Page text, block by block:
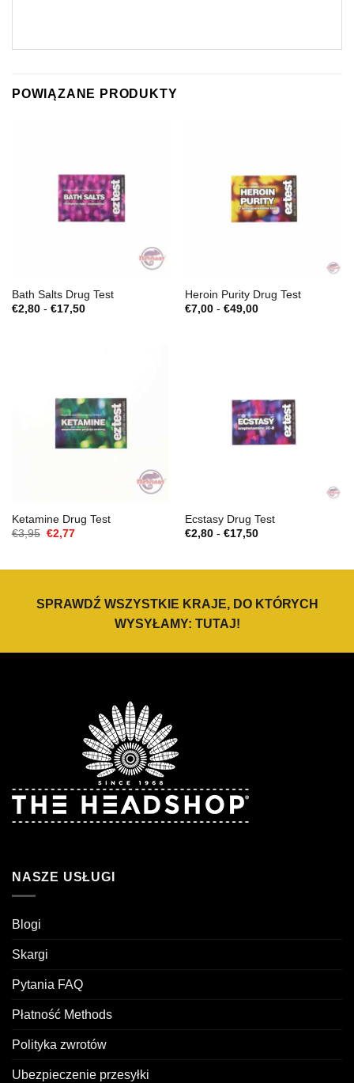
POWIĄZANE PRODUKTY
Bath Salts Drug Test
€2,80 - €17,50Zakres
Heroin Purity Drug Test
€7,00 - €49,00Zakres
Ketamine Drug Test
€3,95 Cena
€2,77Aktualna
Ecstasy Drug Test
€2,80 - €17,50Zakres
SPRAWDŹ WSZYSTKIE KRAJE, DO KTÓRYCH
WYSYŁAMY: TUTAJ!
NASZE USŁUGI
Blogi
Skargi
Pytania FAQ
Płatność Methods
Polityka zwrotów
Ubezpieczenie przesyłki